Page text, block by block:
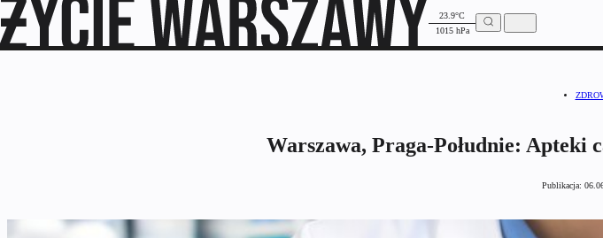
23.9°C
1015 hPa
Warszawa, Praga-Południe: Apteki
Publikacja: